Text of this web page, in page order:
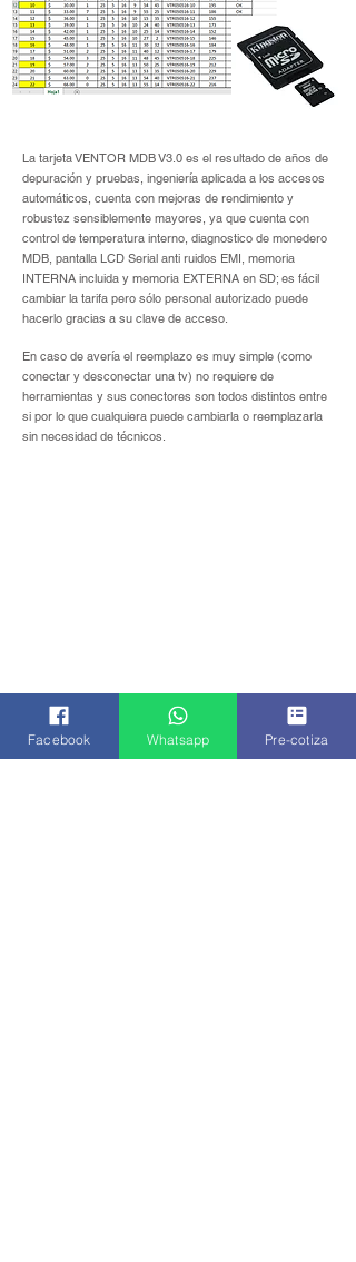
La tarjeta VENTOR MDB V3.0 es el resultado de años de
depuración y pruebas, ingeniería aplicada a los accesos
automáticos, cuenta con mejoras de rendimiento y
robustez sensiblemente mayores, ya que cuenta con
control de temperatura interno, diagnostico de monedero
MDB, pantalla LCD Serial anti ruidos EMI, memoria
INTERNA incluida y memoria EXTERNA en SD; es fácil
cambiar la tarifa pero sólo personal autorizado puede
hacerlo gracias a su clave de acceso.
En caso de avería el reemplazo es muy simple (como
conectar y desconectar una tv) no requiere de
herramientas y sus conectores son todos distintos entre
si por lo que cualquiera puede cambiarla o reemplazarla
sin necesidad de técnicos.
Facebook Whatsapp Pre-cotiza